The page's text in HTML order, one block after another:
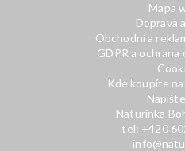
Mapa
Doprava
Obchodní a
GDPR a
Kde koupíte
Naturinka
tel: +420